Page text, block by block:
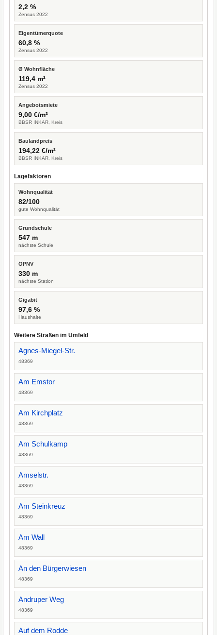
2,2 %
Zensus 2022
Eigentümerquote
60,8 %
Zensus 2022
Ø Wohnfläche
119,4 m²
Zensus 2022
Angebotsmiete
9,00 €/m²
BBSR INKAR, Kreis
Baulandpreis
194,22 €/m²
BBSR INKAR, Kreis
Lagefaktoren
Wohnqualität
82/100
gute Wohnqualität
Grundschule
547 m
nächste Schule
ÖPNV
330 m
nächste Station
Gigabit
97,6 %
Haushalte
Weitere Straßen im Umfeld
Agnes-Miegel-Str.
48369
Am Emstor
48369
Am Kirchplatz
48369
Am Schulkamp
48369
Amselstr.
48369
Am Steinkreuz
48369
Am Wall
48369
An den Bürgerwiesen
48369
Andruper Weg
48369
Auf dem Rodde